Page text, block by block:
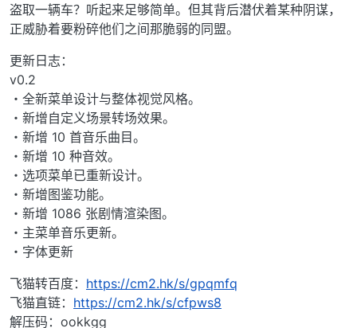
盗取一辆车？听起来足够简单。但其背后潜伏着某种阴谋，
正威胁着要粉碎他们之间那脆弱的同盟。
更新日志：
v0.2
・全新菜单设计与整体视觉风格。
・新增自定义场景转场效果。
・新增 10 首音乐曲目。
・新增 10 种音效。
・选项菜单已重新设计。
・新增图鉴功能。
・新增 1086 张剧情渲染图。
・主菜单音乐更新。
・字体更新
飞猫转百度： https://cm2.hk/s/gpqmfq
飞猫直链： https://cm2.hk/s/cfpws8
解压码：ookkgg